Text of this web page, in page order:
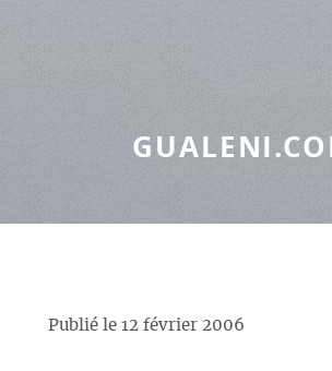
Publié le 12 février 2006